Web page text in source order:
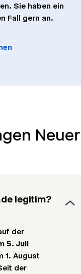
Sie haben ein
Fall gern an.
Neuer
legitim?
der
5. Juli
1. August
der